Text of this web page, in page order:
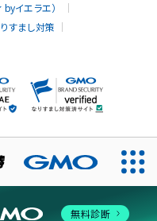
イエラエ）
すまし対策
無料診断